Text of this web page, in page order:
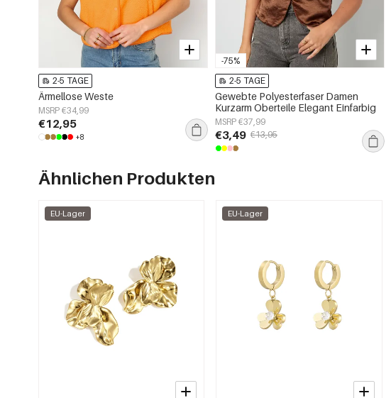
2-5 TAGE
Ärmellose Weste
MSRP €34,99
€12,95
+8
-75%
2-5 TAGE
Gewebte Polyesterfaser Damen
Kurzarm Oberteile Elegant Einfarbig
MSRP €37,99
€3,49 €13,95
Ähnlichen Produkten
EU-Lager EU-Lager